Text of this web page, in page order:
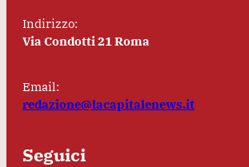
Indirizzo:
Via Condotti 21 Roma
Email:
redazione@lacapitalenews.it
Seguici